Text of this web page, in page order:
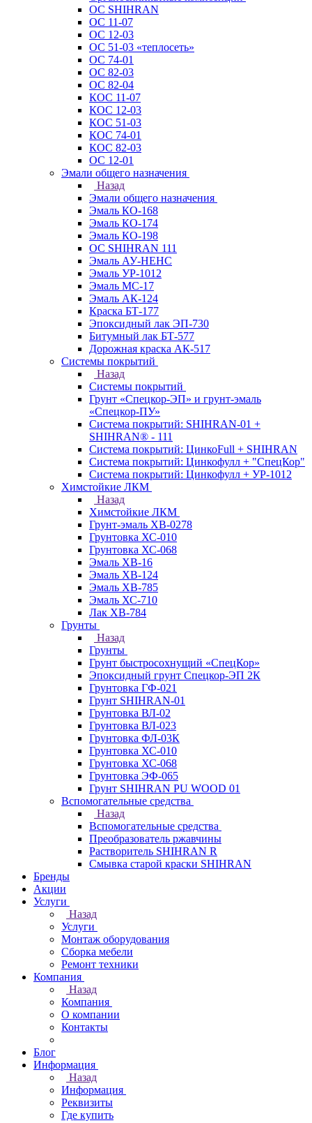
ОС SHIHRAN
ОС 11-07
ОС 12-03
ОС 51-03 «теплосеть»
ОС 74-01
ОС 82-03
ОС 82-04
КОС 11-07
КОС 12-03
КОС 51-03
КОС 74-01
КОС 82-03
ОС 12-01
Эмали общего назначения
Назад
Эмали общего назначения
Эмаль КО-168
Эмаль КО-174
Эмаль КО-198
ОС SHIHRAN 111
Эмаль АУ-НЕНС
Эмаль УР-1012
Эмаль МС-17
Эмаль АК-124
Краска БТ-177
Эпоксидный лак ЭП-730
Битумный лак БТ-577
Дорожная краска АК-517
Системы покрытий
Назад
Системы покрытий
Грунт «Спецкор-ЭП» и грунт-эмаль
«Спецкор-ПУ»
Система покрытий: SHIHRAN-01 +
SHIHRAN® - 111
Система покрытий: ЦинкоFull + SHIHRAN
Система покрытий: Цинкофулл + "СпецКор"
Система покрытий: Цинкофулл + УР-1012
Химстойкие ЛКМ
Назад
Химстойкие ЛКМ
Грунт-эмаль ХВ-0278
Грунтовка ХС-010
Грунтовка ХС-068
Эмаль ХВ-16
Эмаль ХВ-124
Эмаль ХВ-785
Эмаль ХС-710
Лак ХВ-784
Грунты
Назад
Грунты
Грунт быстросохнущий «СпецКор»
Эпоксидный грунт Спецкор-ЭП 2К
Грунтовка ГФ-021
Грунт SHIHRAN-01
Грунтовка ВЛ-02
Грунтовка ВЛ-023
Грунтовка ФЛ-03К
Грунтовка ХС-010
Грунтовка ХС-068
Грунтовка ЭФ-065
Грунт SHIHRAN PU WOOD 01
Вспомогательные средства
Назад
Вспомогательные средства
Преобразователь ржавчины
Растворитель SHIHRAN R
Смывка старой краски SHIHRAN
Бренды
Акции
Услуги
Назад
Услуги
Монтаж оборудования
Сборка мебели
Ремонт техники
Компания
Назад
Компания
О компании
Контакты
Блог
Информация
Назад
Информация
Реквизиты
Где купить